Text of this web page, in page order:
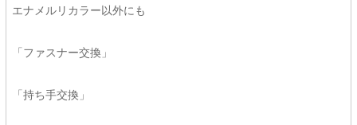
エナメルリカラー以外にも
「ファスナー交換」
「持ち手交換」